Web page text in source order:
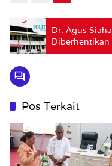
Dr. Agus
Diberhentikan
Pos Terkait